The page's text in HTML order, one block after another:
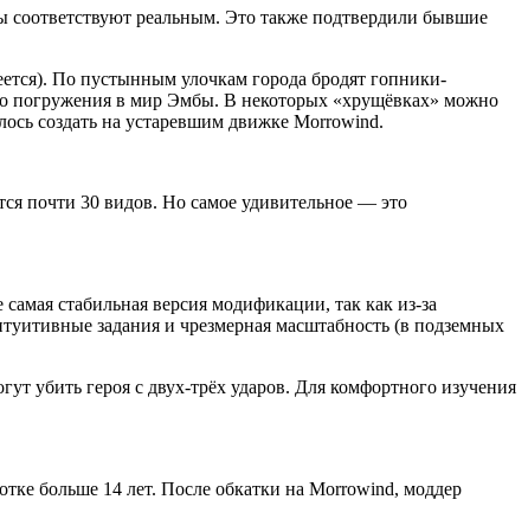
соответствуют реальным. Это также подтвердили бывшие
По пустынным улочкам города бродят гопники-
погружения в мир Эмбы. В некоторых «хрущёвках» можно
создать на устаревшим движке Morrowind.
почти 30 видов. Но самое удивительное — это
стабильная версия модификации, так как из-за
задания и чрезмерная масштабность (в подземных
убить героя с двух-трёх ударов. Для комфортного изучения
больше 14 лет. После обкатки на Morrowind, моддер